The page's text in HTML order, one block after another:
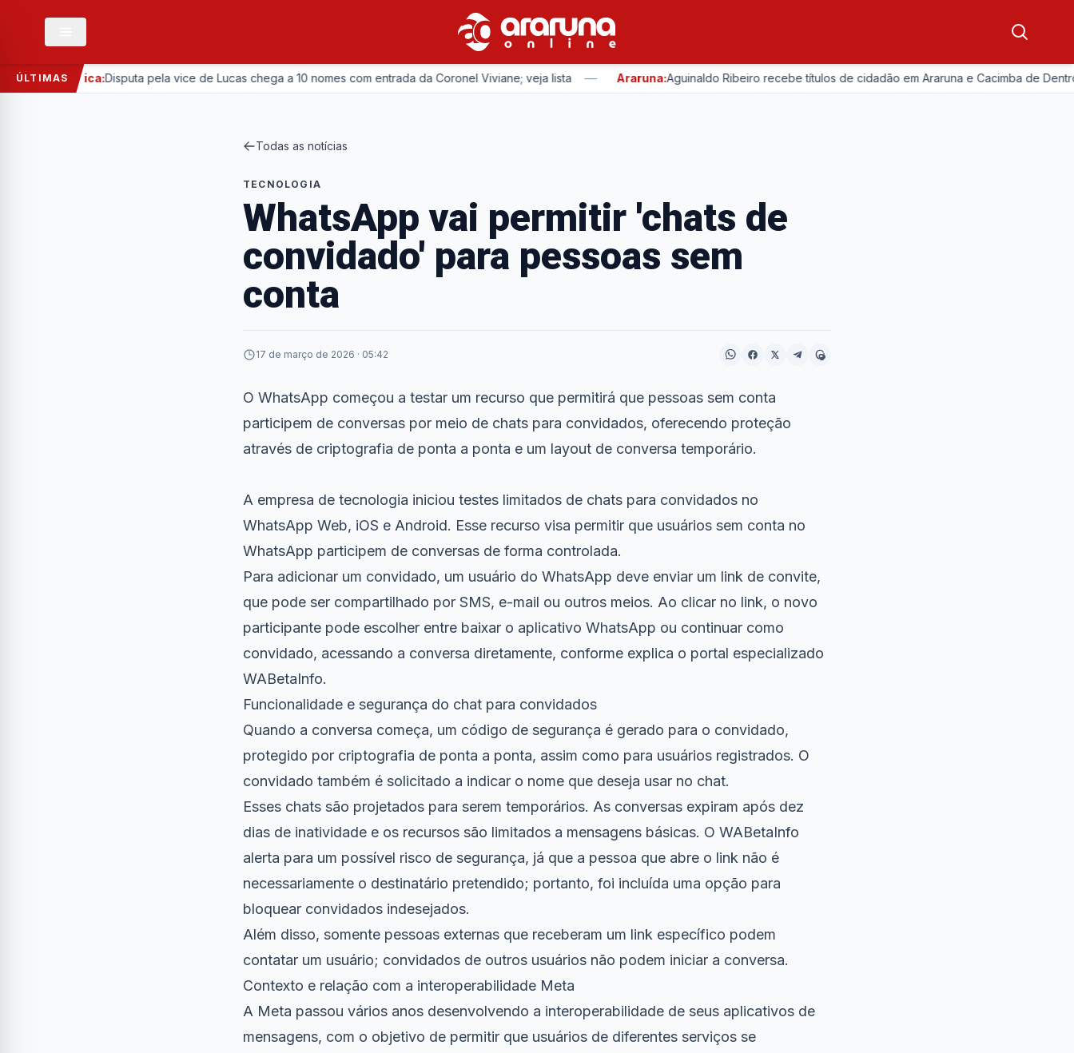
ÚLTIMAS
Política:Disputa pela vice de Lucas chega a 10 nomes com entrada da Coronel Viviane; veja lista — Araruna:Aguinaldo Ribeiro recebe títulos de cidadão em Araruna e Cacimba de Dentro
Todas as notícias
TECNOLOGIA
WhatsApp vai permitir 'chats de
convidado' para pessoas sem
conta
17 de março de 2026 · 05:42
O WhatsApp começou a testar um recurso que permitirá que pessoas sem conta
participem de conversas por meio de chats para convidados, oferecendo proteção
através de criptografia de ponta a ponta e um layout de conversa temporário.
A empresa de tecnologia iniciou testes limitados de chats para convidados no
WhatsApp Web, iOS e Android. Esse recurso visa permitir que usuários sem conta no
WhatsApp participem de conversas de forma controlada.
Para adicionar um convidado, um usuário do WhatsApp deve enviar um link de convite,
que pode ser compartilhado por SMS, e-mail ou outros meios. Ao clicar no link, o novo
participante pode escolher entre baixar o aplicativo WhatsApp ou continuar como
convidado, acessando a conversa diretamente, conforme explica o portal especializado
WABetaInfo.
Funcionalidade e segurança do chat para convidados
Quando a conversa começa, um código de segurança é gerado para o convidado,
protegido por criptografia de ponta a ponta, assim como para usuários registrados. O
convidado também é solicitado a indicar o nome que deseja usar no chat.
Esses chats são projetados para serem temporários. As conversas expiram após dez
dias de inatividade e os recursos são limitados a mensagens básicas. O WABetaInfo
alerta para um possível risco de segurança, já que a pessoa que abre o link não é
necessariamente o destinatário pretendido; portanto, foi incluída uma opção para
bloquear convidados indesejados.
Além disso, somente pessoas externas que receberam um link específico podem
contatar um usuário; convidados de outros usuários não podem iniciar a conversa.
Contexto e relação com a interoperabilidade Meta
A Meta passou vários anos desenvolvendo a interoperabilidade de seus aplicativos de
mensagens, com o objetivo de permitir que usuários de diferentes serviços se